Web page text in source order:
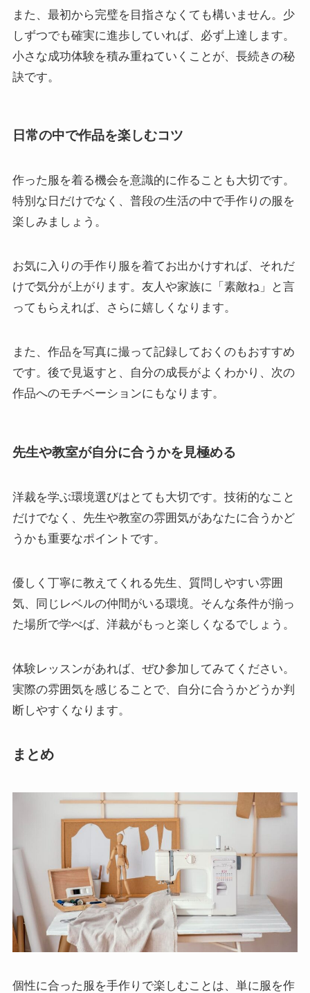
また、最初から完璧を目指さなくても構いません。少
しずつでも確実に進歩していれば、必ず上達します。
小さな成功体験を積み重ねていくことが、長続きの秘
訣です。
日常の中で作品を楽しむコツ
作った服を着る機会を意識的に作ることも大切です。
特別な日だけでなく、普段の生活の中で手作りの服を
楽しみましょう。
お気に入りの手作り服を着てお出かけすれば、それだ
けで気分が上がります。友人や家族に「素敵ね」と言
ってもらえれば、さらに嬉しくなります。
また、作品を写真に撮って記録しておくのもおすすめ
です。後で見返すと、自分の成長がよくわかり、次の
作品へのモチベーションにもなります。
先生や教室が自分に合うかを見極める
洋裁を学ぶ環境選びはとても大切です。技術的なこと
だけでなく、先生や教室の雰囲気があなたに合うかど
うかも重要なポイントです。
優しく丁寧に教えてくれる先生、質問しやすい雰囲
気、同じレベルの仲間がいる環境。そんな条件が揃っ
た場所で学べば、洋裁がもっと楽しくなるでしょう。
体験レッスンがあれば、ぜひ参加してみてください。
実際の雰囲気を感じることで、自分に合うかどうか判
断しやすくなります。
まとめ
個性に合った服を手作りで楽しむことは、単に服を作